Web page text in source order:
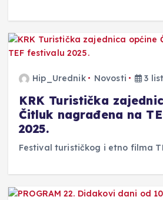
Hip_Urednik Novosti 3
KRK Turistička
Čitluk nagrađena na
2025.
Festival turističkog i etno filma